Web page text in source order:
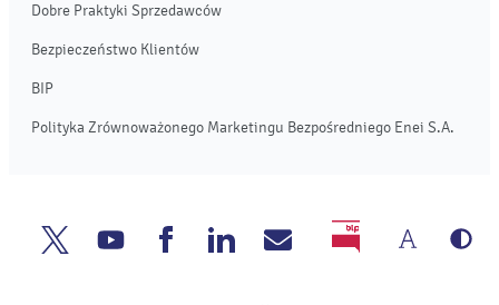
Dobre Praktyki Sprzedawców
Bezpieczeństwo Klientów
BIP
Polityka Zrównoważonego Marketingu Bezpośredniego Enei S.A.
Enea Enea
Enea Enea NapiszBIP
Zmień